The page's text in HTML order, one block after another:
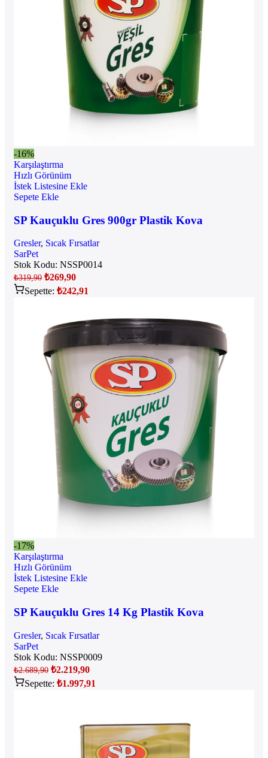
-16%
Karşılaştırma
Hızlı Görünüm
İstek Listesine Ekle
Sepete Ekle
SP Kauçuklu Gres 900gr Plastik Kova
Gresler, Sıcak Fırsatlar
SarPet
Stok Kodu: NSSP0014
₺319,90 ₺269,90
Sepette: ₺242,91
-17%
Karşılaştırma
Hızlı Görünüm
İstek Listesine Ekle
Sepete Ekle
SP Kauçuklu Gres 14 Kg Plastik Kova
Gresler, Sıcak Fırsatlar
SarPet
Stok Kodu: NSSP0009
₺2.689,90 ₺2.219,90
Sepette: ₺1.997,91